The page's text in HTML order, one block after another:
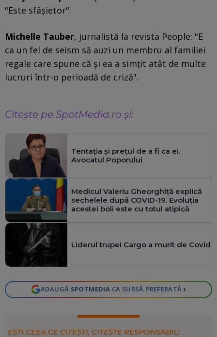
"Este sfâşietor".
Michelle Tauber, jurnalistă la revista People: "E
ca un fel de seism să auzi un membru al familiei
regale care spune că şi ea a simţit atât de multe
lucruri într-o perioadă de criză".
Citeşte pe SpotMedia.ro și:
Tentația și prețul de a fi ca ei.
Avocatul Poporului
Medicul Valeriu Gheorghiţă explică
sechelele după COVID-19. Evoluţia
acestei boli este cu totul atipică
Liderul trupei Cargo a murit de Covid
ADAUGĂ SPOTMEDIA CA SURSĂ PREFERATĂ ›
EȘTI CEEA CE CITEȘTI, CITEȘTE RESPONSABIL!